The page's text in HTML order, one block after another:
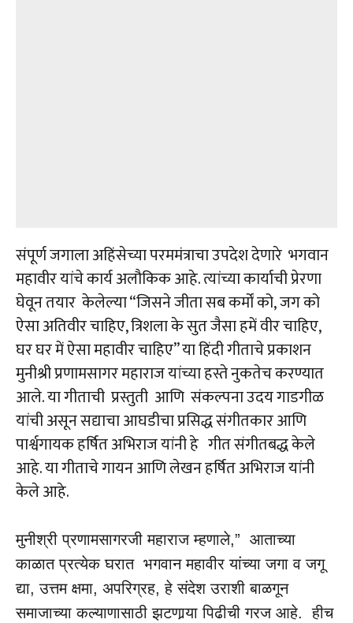
संपूर्ण जगाला अहिंसेच्या परममंत्राचा उपदेश देणारे भगवान
महावीर यांचे कार्य अलौकिक आहे. त्यांच्या कार्याची प्रेरणा
घेवून तयार केलेल्या “जिसने जीता सब कर्मों को, जग को
ऐसा अतिवीर चाहिए, त्रिशला के सुत जैसा हमें वीर चाहिए,
घर घर में ऐसा महावीर चाहिए” या हिंदी गीताचे प्रकाशन
मुनीश्री प्रणामसागर महाराज यांच्या हस्ते नुकतेच करण्यात
आले. या गीताची प्रस्तुती आणि संकल्पना उदय गाडगीळ
यांची असून सद्याचा आघडीचा प्रसिद्ध संगीतकार आणि
पार्श्वगायक हर्षित अभिराज यांनी हे गीत संगीतबद्ध केले
आहे. या गीताचे गायन आणि लेखन हर्षित अभिराज यांनी
केले आहे.
मुनीश्री प्रणामसागरजी महाराज म्हणाले,” आताच्या
काळात प्रत्येक घरात भगवान महावीर यांच्या जगा व जगू
द्या, उत्तम क्षमा, अपरिग्रह, हे संदेश उराशी बाळगून
समाजाच्या कल्याणासाठी झटणार्‍या पिढीची गरज आहे. हीच